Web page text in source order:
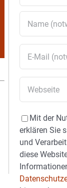
Mit der
erklären Sie
und
diese